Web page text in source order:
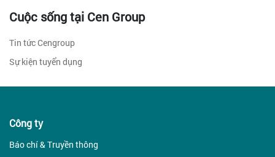
Cuộc sống tại Cen Group
Tin tức Cengroup
Sự kiện tuyển dụng
Công ty
Báo chí & Truyền thông